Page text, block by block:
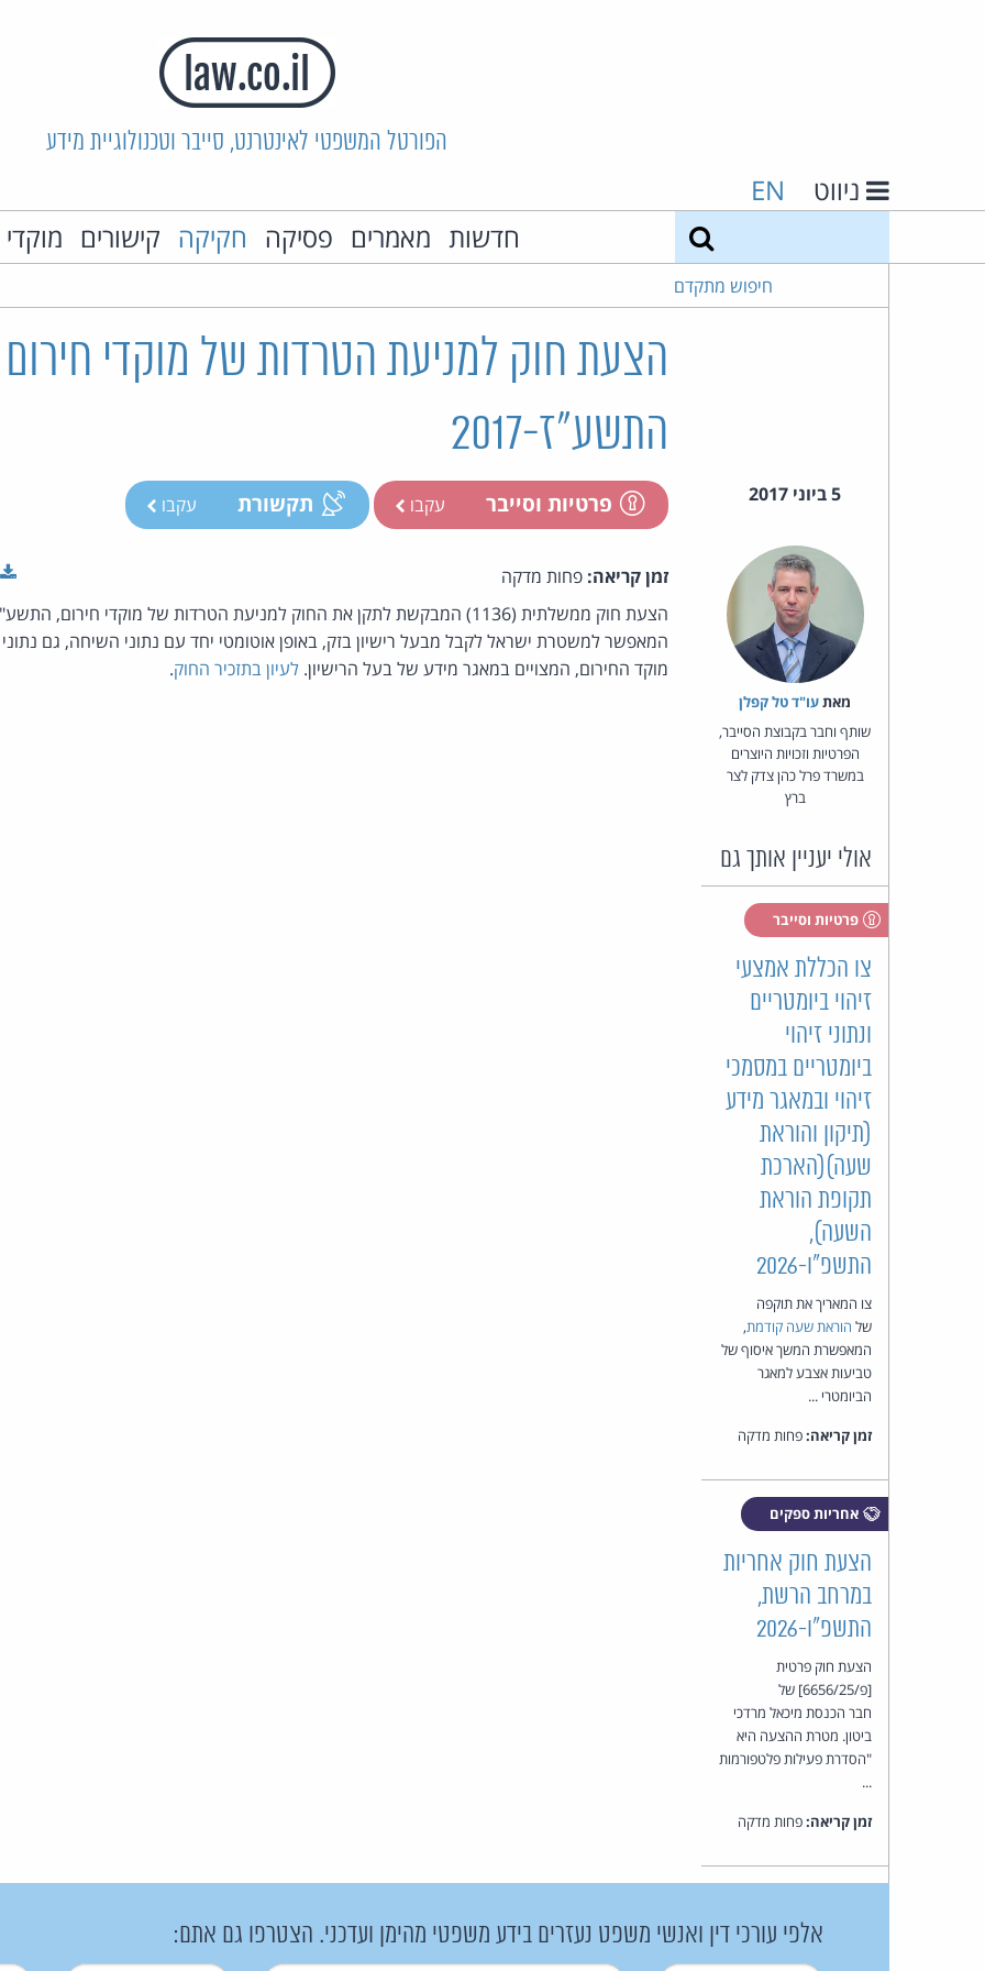
הפורטל המשפטי לאינטרנט, סייבר וטכנולוגיית מידע
ניווט EN
חדשות מאמרים פסיקה חקיקה קישורים
חיפוש מתקדם
הצעת חוק למניעת הטרדות של מוקדי חירום
התשע"ז-2017
5 ביוני 2017 פרטיות וסייבר עקבו תקשורת עקבו
מאת‏עו"ד טל קפלן
שותף וחבר בקבוצת הסייבר,
הפרטיות וזכויות היוצרים
במשרד פרל כהן צדק לצר
ברץ
אולי יעניין אותך גם
פרטיות וסייבר
צו הכללת אמצעי
זיהוי ביומטריים
ונתוני זיהוי
ביומטריים במסמכי
זיהוי ובמאגר מידע
(תיקון והוראת
שעה)(הארכת
תקופת הוראת
השעה),
התשפ"ו-2026
צו המאריך את תוקפה
של הוראת שעה קודמת,
המאפשרת המשך איסוף של
טביעות אצבע למאגר
הביומטרי ...
זמן קריאה:פחות מדקה
אחריות ספקים
הצעת חוק אחריות
במרחב הרשת,
התשפ"ו-2026
הצעת חוק פרטית
[פ/6656/25] של
חבר הכנסת מיכאל מרדכי
ביטון. מטרת ההצעה היא
"הסדרת פעילות פלטפורמות
...
זמן קריאה:פחות מדקה
זמן קריאה: פחות מדקה
המאפשר למשטרת ישראל לקבל מבעל רישיון בזק, באופן אוטומטי יחד עם נתוני השיחה, גם
מוקד החירום, המצויים במאגר מידע של בעל הרישיון. לעיון בתזכיר החוק.
אלפי עורכי דין ואנשי משפט נעזרים בידע משפטי מהימן ועדכני. הצטרפו גם אתם: